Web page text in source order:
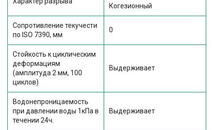
Когезионный
Сопротивление текучести
по ISO 7390, мм
0
Стойкость к циклическим
деформациям
(амплитуда 2 мм, 100
циклов)
Выдерживает
Водонепроницаемость
при давлении воды 1кПа в
течении 24ч.
Выдерживает